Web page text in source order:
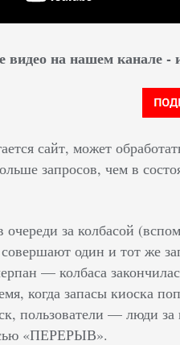
видео на нашем канале -
сайт, может
запросов, чем в
очереди за колбасой
один и тот же
— колбаса
когда запасы киоска
пользователи — люди
«ПЕРЕРЫВ».